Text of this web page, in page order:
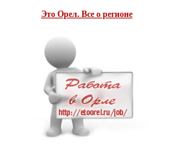
Это Орел. Все о регионе